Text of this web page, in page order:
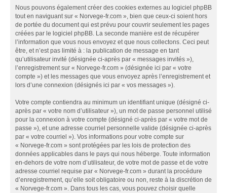
Nous pouvons également créer des cookies externes au logiciel phpBB
tout en naviguant sur « Norvege-fr.com », bien que ceux-ci soient hors
de portée du document qui est prévu pour couvrir seulement les pages
créées par le logiciel phpBB. La seconde manière est de récupérer
l’information que vous nous envoyez et que nous collectons. Ceci peut
être, et n’est pas limité à : la publication de message en tant
qu’utilisateur invité (désignée ci-après par « messages invités »),
l’enregistrement sur « Norvege-fr.com » (désignée ici par « votre
compte ») et les messages que vous envoyez après l’enregistrement et
lors d’une connexion (désignés ici par « vos messages »).
Votre compte contiendra au minimum un identifiant unique (désigné ci-
après par « votre nom d’utilisateur »), un mot de passe personnel utilisé
pour la connexion à votre compte (désigné ci-après par « votre mot de
passe »), et une adresse courriel personnelle valide (désignée ci-après
par « votre courriel »). Vos informations pour votre compte sur
« Norvege-fr.com » sont protégées par les lois de protection des
données applicables dans le pays qui nous héberge. Toute information
en-dehors de votre nom d’utilisateur, de votre mot de passe et de votre
adresse courriel requise par « Norvege-fr.com » durant la procédure
d’enregistrement, qu’elle soit obligatoire ou non, reste à la discrétion de
« Norvege-fr.com ». Dans tous les cas, vous pouvez choisir quelle